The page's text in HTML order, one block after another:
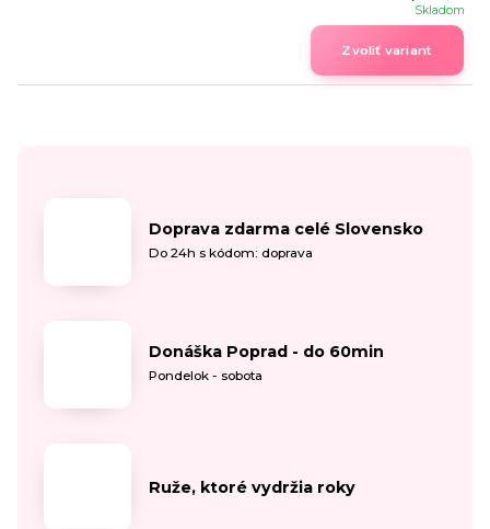
Skladom
Zvoliť variant
Doprava zdarma celé Slovensko
Do 24h s kódom: doprava
Donáška Poprad - do 60min
Pondelok - sobota
Ruže, ktoré vydržia roky